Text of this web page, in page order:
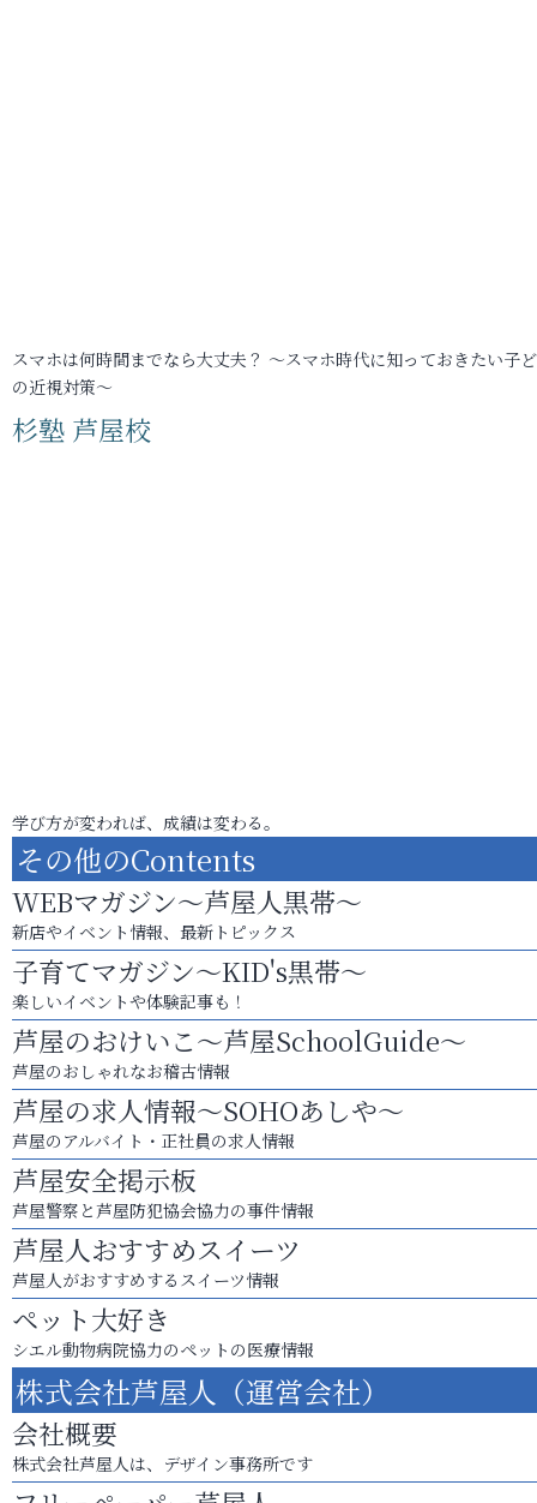
スマホは何時間までなら大丈夫？ ～スマホ時代に知っておきたい子
の近視対策～
杉塾 芦屋校
学び方が変われば、成績は変わる。
その他のContents
WEBマガジン～芦屋人黒帯～
新店やイベント情報、最新トピックス
子育てマガジン～KID's黒帯～
楽しいイベントや体験記事も！
芦屋のおけいこ～芦屋SchoolGuide～
芦屋のおしゃれなお稽古情報
芦屋の求人情報～SOHOあしや～
芦屋のアルバイト・正社員の求人情報
芦屋安全掲示板
芦屋警察と芦屋防犯協会協力の事件情報
芦屋人おすすめスイーツ
芦屋人がおすすめするスイーツ情報
ペット大好き
シエル動物病院協力のペットの医療情報
株式会社芦屋人（運営会社）
会社概要
株式会社芦屋人は、デザイン事務所です